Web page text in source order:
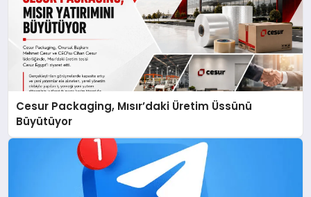
Cesur Packaging, Mısır’daki Üretim Üssünü
Büyütüyor